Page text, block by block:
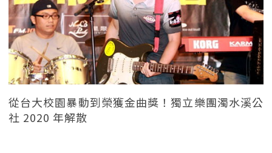
從台大校園暴動到榮獲金曲獎！獨立樂團濁水溪公
社 2020 年解散